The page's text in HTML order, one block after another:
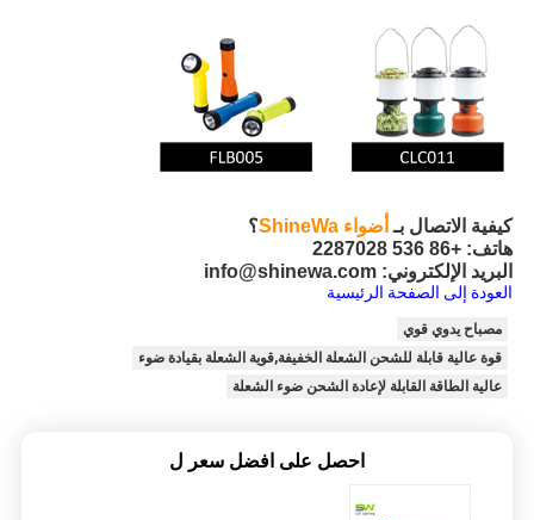
كيفية الاتصال بـ أضواء ShineWa
؟
هاتف: +86 536 2287028
البريد الإلكتروني: info@shinewa.com
العودة إلى الصفحة الرئيسية
مصباح يدوي قوي
قوة عالية قابلة للشحن الشعلة الخفيفة,قوية الشعلة بقيادة ضوء
عالية الطاقة القابلة لإعادة الشحن ضوء الشعلة
احصل على افضل سعر ل